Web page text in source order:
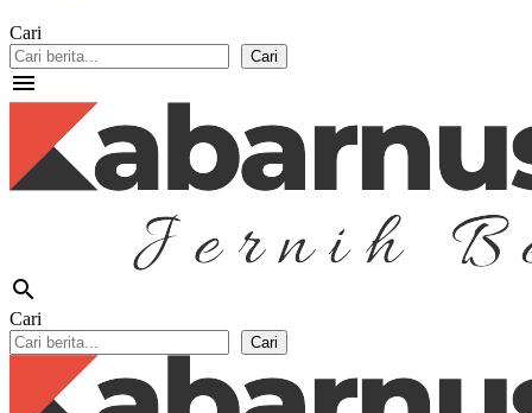
Cari
Cari
menu
search
Cari
Cari